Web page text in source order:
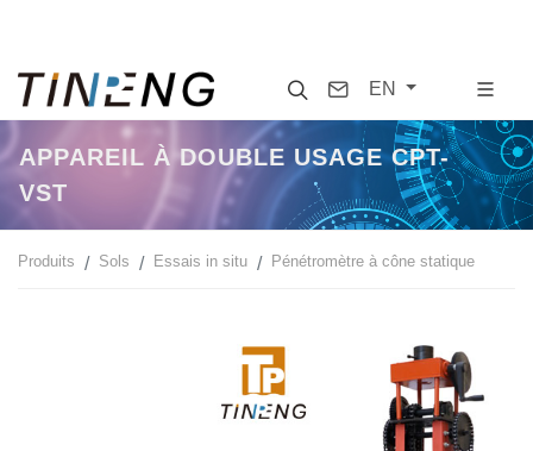
SearchContact
EN
APPAREIL À DOUBLE USAGE CPT-
VST
Produits Sols Essais in situ Pénétromètre à cône statique